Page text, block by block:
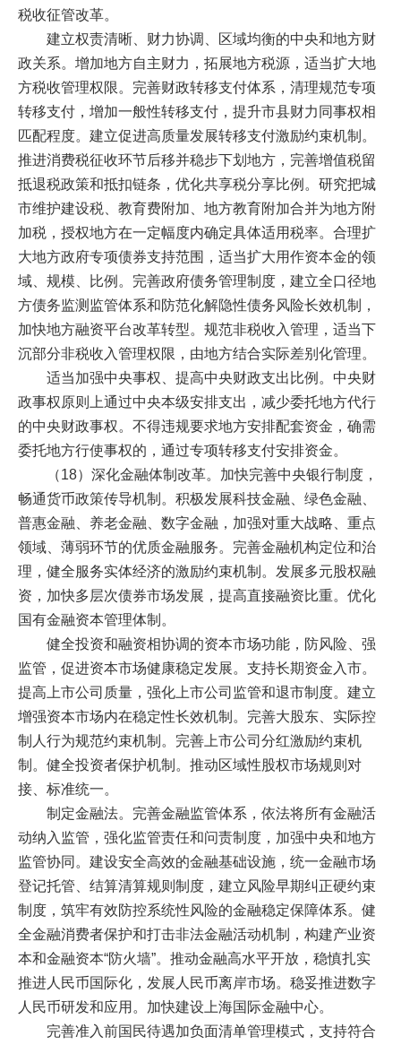
税收征管改革。
建立权责清晰、财力协调、区域均衡的中央和地方财
政关系。增加地方自主财力，拓展地方税源，适当扩大地
方税收管理权限。完善财政转移支付体系，清理规范专项
转移支付，增加一般性转移支付，提升市县财力同事权相
匹配程度。建立促进高质量发展转移支付激励约束机制。
推进消费税征收环节后移并稳步下划地方，完善增值税留
抵退税政策和抵扣链条，优化共享税分享比例。研究把城
市维护建设税、教育费附加、地方教育附加合并为地方附
加税，授权地方在一定幅度内确定具体适用税率。合理扩
大地方政府专项债券支持范围，适当扩大用作资本金的领
域、规模、比例。完善政府债务管理制度，建立全口径地
方债务监测监管体系和防范化解隐性债务风险长效机制，
加快地方融资平台改革转型。规范非税收入管理，适当下
沉部分非税收入管理权限，由地方结合实际差别化管理。
适当加强中央事权、提高中央财政支出比例。中央财
政事权原则上通过中央本级安排支出，减少委托地方代行
的中央财政事权。不得违规要求地方安排配套资金，确需
委托地方行使事权的，通过专项转移支付安排资金。
（18）深化金融体制改革。加快完善中央银行制度，
畅通货币政策传导机制。积极发展科技金融、绿色金融、
普惠金融、养老金融、数字金融，加强对重大战略、重点
领域、薄弱环节的优质金融服务。完善金融机构定位和治
理，健全服务实体经济的激励约束机制。发展多元股权融
资，加快多层次债券市场发展，提高直接融资比重。优化
国有金融资本管理体制。
健全投资和融资相协调的资本市场功能，防风险、强
监管，促进资本市场健康稳定发展。支持长期资金入市。
提高上市公司质量，强化上市公司监管和退市制度。建立
增强资本市场内在稳定性长效机制。完善大股东、实际控
制人行为规范约束机制。完善上市公司分红激励约束机
制。健全投资者保护机制。推动区域性股权市场规则对
接、标准统一。
制定金融法。完善金融监管体系，依法将所有金融活
动纳入监管，强化监管责任和问责制度，加强中央和地方
监管协同。建设安全高效的金融基础设施，统一金融市场
登记托管、结算清算规则制度，建立风险早期纠正硬约束
制度，筑牢有效防控系统性风险的金融稳定保障体系。健
全金融消费者保护和打击非法金融活动机制，构建产业资
本和金融资本“防火墙”。推动金融高水平开放，稳慎扎实
推进人民币国际化，发展人民币离岸市场。稳妥推进数字
人民币研发和应用。加快建设上海国际金融中心。
完善准入前国民待遇加负面清单管理模式，支持符合